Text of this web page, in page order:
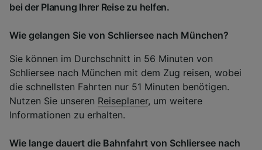
bei der Planung Ihrer Reise zu helfen.
Wie gelangen Sie von Schliersee nach München?
Sie können im Durchschnitt in 56 Minuten von
Schliersee nach München mit dem Zug reisen, wobei
die schnellsten Fahrten nur 51 Minuten benötigen.
Nutzen Sie unseren Reiseplaner, um weitere
Informationen zu erhalten.
Wie lange dauert die Bahnfahrt von Schliersee nach